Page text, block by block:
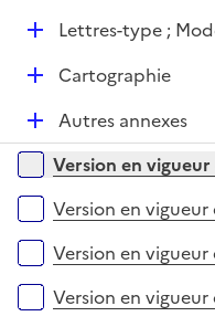
r
D
e
Lettres-type ;
D
p
e
Cartographie
D
é
p
e
Autres annexes
Versions sur la période
Version en
Version en
Version en
Version en